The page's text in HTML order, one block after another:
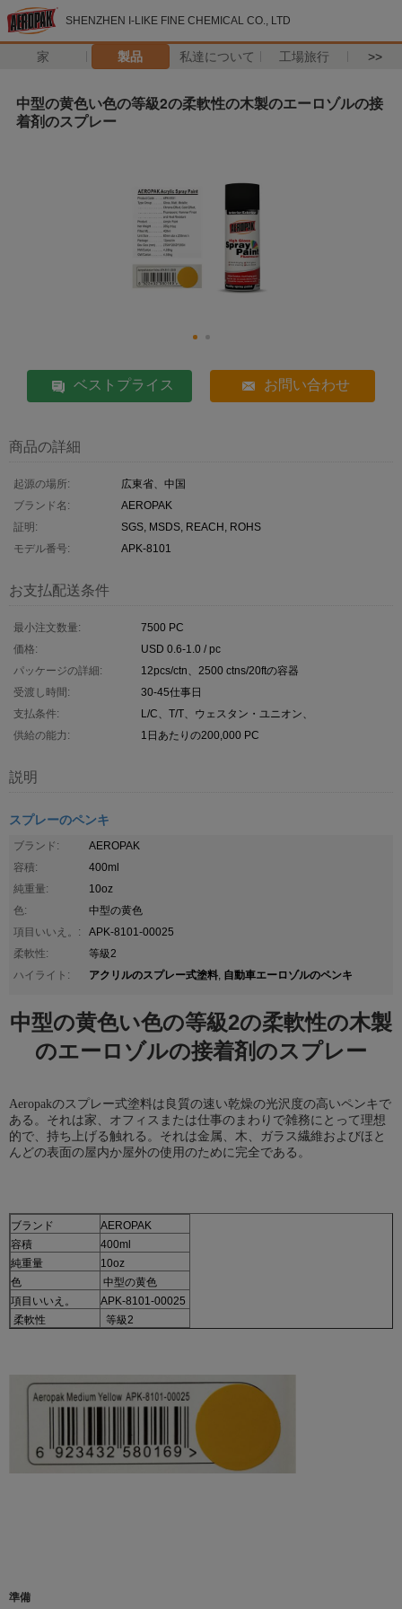
SHENZHEN I-LIKE FINE CHEMICAL CO., LTD
家 製品 私達について 工場旅行 >>
中型の黄色い色の等級2の柔軟性の木製のエーロゾルの接
着剤のスプレー
ベストプライス お問い合わせ
商品の詳細
起源の場所:
広東省、中国
ブランド名:
AEROPAK
証明:
SGS, MSDS, REACH, ROHS
モデル番号:
APK-8101
お支払配送条件
最小注文数量:
7500 PC
価格:
USD 0.6-1.0 / pc
パッケージの詳細:
12pcs/ctn、2500 ctns/20ftの容器
受渡し時間:
30-45仕事日
支払条件:
L/C、T/T、ウェスタン・ユニオン、
供給の能力:
1日あたりの200,000 PC
説明
スプレーのペンキ
ブランド:
AEROPAK
容積:
400ml
純重量:
10oz
色:
中型の黄色
項目いいえ。:
APK-8101-00025
柔軟性:
等級2
ハイライト:
アクリルのスプレー式塗料, 自動車エーロゾルのペンキ
中型の黄色い色の等級2の柔軟性の木製
のエーロゾルの接着剤のスプレー
Aeropakのスプレー式塗料は良質の速い乾燥の光沢度の高いペンキで
ある。それは家、オフィスまたは仕事のまわりで雑務にとって理想
的で、持ち上げる触れる。それは金属、木、ガラス繊維およびほと
んどの表面の屋内か屋外の使用のために完全である。
ブランド
AEROPAK
容積
400ml
純重量
10oz
色
中型の黄色
項目いいえ。
APK-8101-00025
柔軟性
等級2
準備